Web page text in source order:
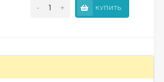
- + КУПИТЬ